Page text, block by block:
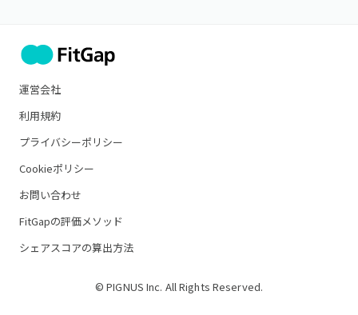
運営会社
利用規約
プライバシーポリシー
Cookieポリシー
お問い合わせ
FitGapの評価メソッド
シェアスコアの算出方法
© PIGNUS Inc. All Rights Reserved.